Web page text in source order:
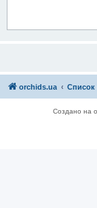
orchids.ua
Создано на